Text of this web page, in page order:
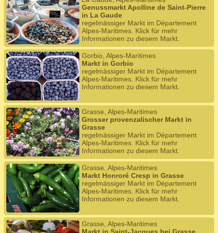
Genussmarkt Apolline de Saint-Pierre
in La Gaude
regelmässiger Markt im Département
Alpes-Maritimes. Klick für mehr
Informationen zu diesem Markt.
Gorbio, Alpes-Maritimes
Markt in Gorbio
regelmässiger Markt im Département
Alpes-Maritimes. Klick für mehr
Informationen zu diesem Markt.
Grasse, Alpes-Maritimes
Grosser provenzalischer Markt in
Grasse
regelmässiger Markt im Département
Alpes-Maritimes. Klick für mehr
Informationen zu diesem Markt.
Grasse, Alpes-Maritimes
Markt Honroré Cresp in Grasse
regelmässiger Markt im Département
Alpes-Maritimes. Klick für mehr
Informationen zu diesem Markt.
Grasse, Alpes-Maritimes